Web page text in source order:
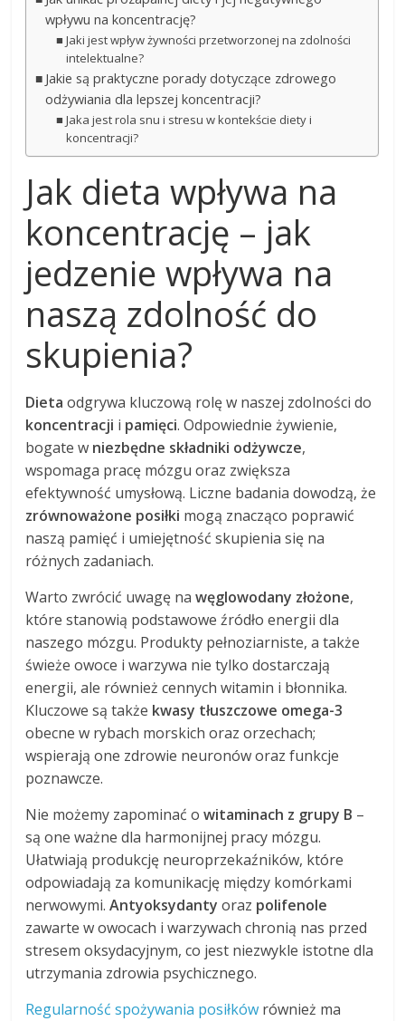
wpływu na koncentrację?
Jaki jest wpływ żywności przetworzonej na zdolności
intelektualne?
Jakie są praktyczne porady dotyczące zdrowego
odżywiania dla lepszej koncentracji?
Jaka jest rola snu i stresu w kontekście diety i
koncentracji?
Jak dieta wpływa na
koncentrację – jak
jedzenie wpływa na
naszą zdolność do
skupienia?
Dieta odgrywa kluczową rolę w naszej zdolności do
koncentracji i pamięci. Odpowiednie żywienie,
bogate w niezbędne składniki odżywcze,
wspomaga pracę mózgu oraz zwiększa
efektywność umysłową. Liczne badania dowodzą, że
zrównoważone posiłki mogą znacząco poprawić
naszą pamięć i umiejętność skupienia się na
różnych zadaniach.
Warto zwrócić uwagę nawęglowodany złożone,
które stanowią podstawowe źródło energii dla
naszego mózgu. Produkty pełnoziarniste, a także
świeże owoce i warzywa nie tylko dostarczają
energii, ale również cennych witamin i błonnika.
Kluczowe są także kwasy tłuszczowe omega-3
obecne w rybach morskich oraz orzechach;
wspierają one zdrowie neuronów oraz funkcje
poznawcze.
Nie możemy zapominać owitaminach z grupy B –
są one ważne dla harmonijnej pracy mózgu.
Ułatwiają produkcję neuroprzekaźników, które
odpowiadają za komunikację między komórkami
nerwowymi.Antyoksydanty oraz polifenole
zawarte w owocach i warzywach chronią nas przed
stresem oksydacyjnym, co jest niezwykle istotne dla
utrzymania zdrowia psychicznego.
Regularność spożywania posiłków również ma